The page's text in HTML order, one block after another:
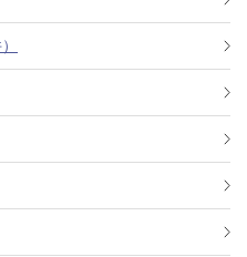
ついて